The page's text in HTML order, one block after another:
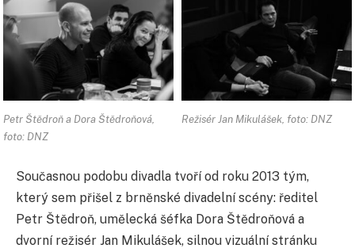
Petr Štědroň a Dora Štědroňová,
foto: DNZ
Režisér Jan Mikulášek, foto: DNZ
Současnou podobu divadla tvoří od roku 2013 tým,
který sem přišel z brněnské divadelní scény: ředitel
Petr Štědroň, umělecká šéfka Dora Štědroňová a
dvorní režisér Jan Mikulášek, silnou vizuální stránku